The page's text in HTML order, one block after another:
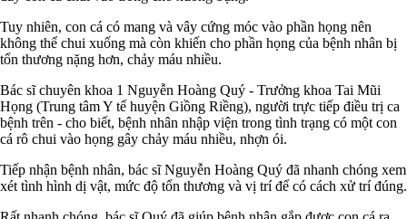
Tuy nhiên, con cá có mang và vây cứng móc vào phần họng nên
không thể chui xuống mà còn khiến cho phần họng của bệnh nhân bị
tổn thương nặng hơn, chảy máu nhiều.
Bác sĩ chuyên khoa 1 Nguyễn Hoàng Quý - Trưởng khoa Tai Mũi
Họng (Trung tâm Y tế huyện Giồng Riềng), người trực tiếp điều trị ca
bệnh trên - cho biết, bệnh nhân nhập viện trong tình trạng có một con
cá rô chui vào họng gây chảy máu nhiều, nhợn ói.
Tiếp nhận bệnh nhân, bác sĩ Nguyễn Hoàng Quý đã nhanh chóng xem
xét tình hình dị vật, mức độ tổn thương và vị trí để có cách xử trí đúng.